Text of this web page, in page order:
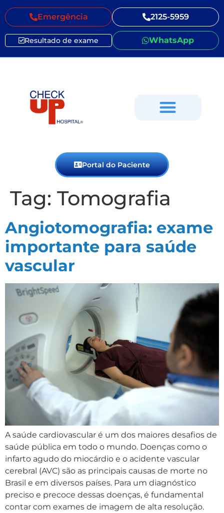
Emergência 2125-5959
Resultado de exame WhatsApp
Portal do Paciente
Tag: Tomografia
Angiotomografia: exame
importante para saúde
vascular
A saúde cardiovascular é um dos maiores desafios de
saúde pública em todo o mundo. Doenças como o
infarto agudo do miocárdio e o acidente vascular
cerebral (AVC) são as principais causas de morte no
Brasil e em diversos países. Para um diagnóstico
preciso e precoce dessas doenças, é fundamental
contar com exames de imagem de alta resolução.